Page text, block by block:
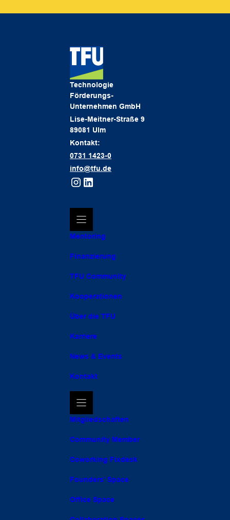
Technologie
Förderungs-
Unternehmen GmbH
Lise-Meitner-Straße 9
89081 Ulm
Kontakt:
0731 1423-0
info@tfu.de
Mentoring
Finanzierung
TFU Community
Kooperationen
Über die TFU
Karriere
News & Events
Kontakt
Mitgliedschaften
Community Member
Coworking Fixdesk
Founders’ Space
Office Space